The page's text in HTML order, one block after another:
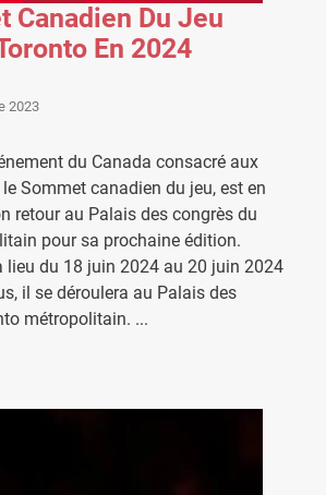
Canadien Du Jeu
En 2024
2023
du Canada consacré aux
Sommet canadien du jeu, est en
retour au Palais des congrès du
pour sa prochaine édition.
lieu du 18 juin 2024 au 20 juin 2024
il se déroulera au Palais des
métropolitain. ...